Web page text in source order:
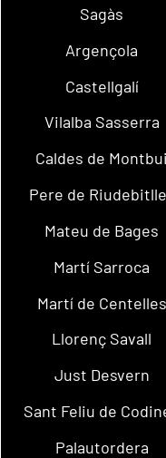
Sagàs
Argençola
Castellgalí
Vilalba Sasserra
Caldes de Montbui
Pere de
Mateu de Bages
Martí Sarroca
Martí de Centelles
Llorenç Savall
Just Desvern
Sant Feliu de
Palautordera